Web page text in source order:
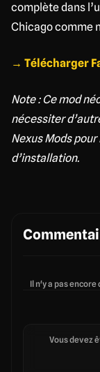
complète dans
Chicago comme
→ Télécharger
Note : Ce mod
nécessiter
Nexus Mods
d’installation.
Il n'y a pas
Vous devez